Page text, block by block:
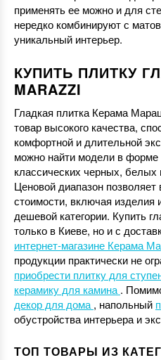
применять ее можно и для
нередко комбинируют с
уникальный интерьер.
КУПИТЬ ПЛИТКУ
MARAZZI
Гладкая плитка Керама
товар высокого качества,
комфортной и длительной
можно найти модели в форме
классических черных, белых
Ценовой диапазон
стоимости, включая изделия
дешевой категории. Купить
только в Киеве, но и с
интернет-магазине Керама
продукции практически не
приобрести плитку для
керамику для камина .
декор для дома , напольный
обустройства интерьера и
ТОП ТОВАРЫ ИЗ